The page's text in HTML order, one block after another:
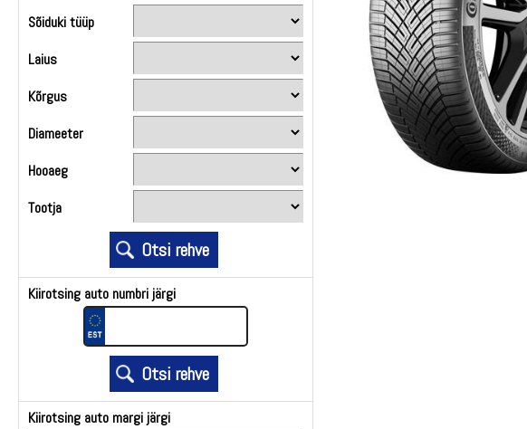
Sõiduki tüüp
Laius
Kõrgus
Diameeter
Hooaeg
Tootja
Kiirotsing auto numbri järgi
Kiirotsing auto margi järgi